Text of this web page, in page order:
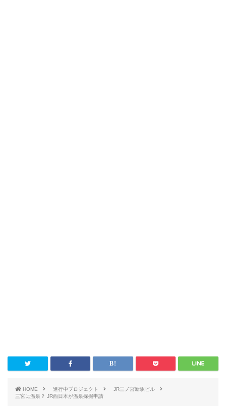
HOME 進行中プロジェクト
JR三ノ宮新駅ビル
三宮に温泉？ JR西日本が温泉採掘申請